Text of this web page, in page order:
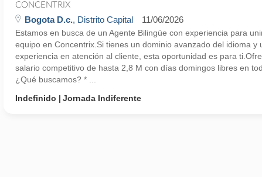
CONCENTRIX
Bogota D.c., Distrito Capital 11/06/2026
Estamos en busca de un Agente Bilingüe con experiencia para
equipo en Concentrix.Si tienes un dominio avanzado del idioma y
experiencia en atención al cliente, esta oportunidad es para
salario competitivo de hasta 2,8 M con días domingos libres en
¿Qué buscamos? * ...
Indefinido
Jornada Indiferente